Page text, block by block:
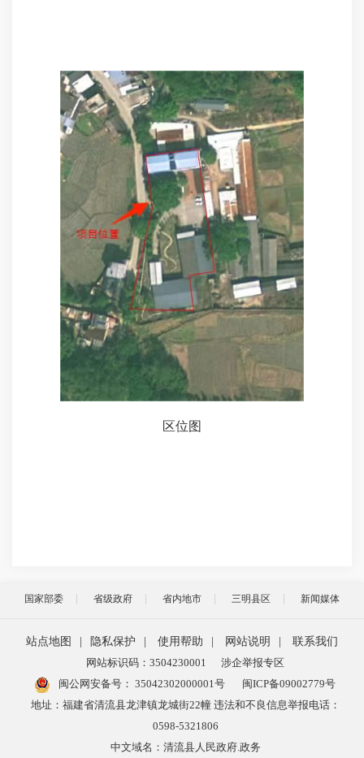
区位图
国家部委 省级政府 省内地市 三明县区 新闻媒体
站点地图 隐私保护 使用帮助 网站说明
联系我们
网站标识码：3504230001
涉企举报专区
闽公网安备号： 35042302000001号
闽ICP备09002779号
地址：福建省清流县龙津镇龙城街22幢 违法和不良信息举报电话：
0598-5321806
中文域名：清流县人民政府.政务